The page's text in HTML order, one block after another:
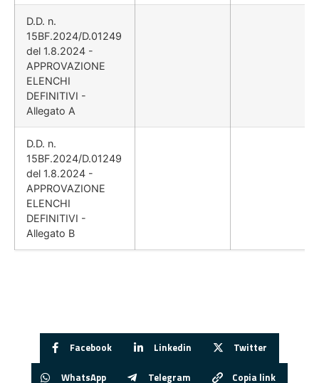
D.D. n.
15BF.2024/D.01249
del 1.8.2024 -
APPROVAZIONE
ELENCHI
DEFINITIVI -
Allegato A
D.D. n.
15BF.2024/D.01249
del 1.8.2024 -
APPROVAZIONE
ELENCHI
DEFINITIVI -
Allegato B
Facebook Linkedin Twitter
WhatsApp Telegram Copia link